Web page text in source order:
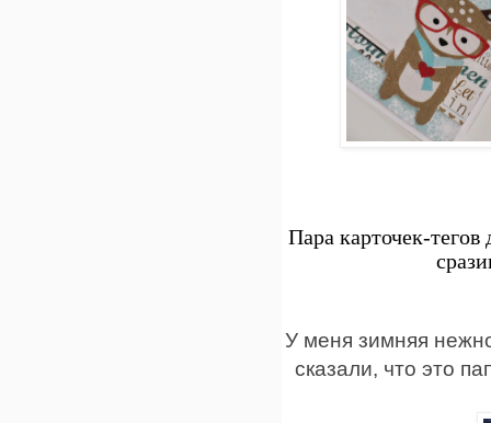
Пара карточек-тегов
У меня зимняя
сказали, что это